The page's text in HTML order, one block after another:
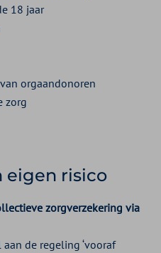
18 jaar
orgaandonoren
zorg
eigen risico
zorgverzekering via
de regeling ‘vooraf